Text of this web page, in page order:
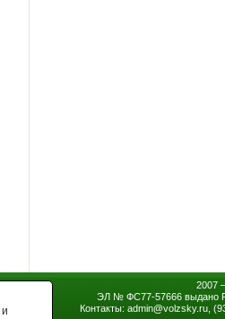
2007
ЭЛ № ФС77-57666 выдано
Контакты: admin@volzsky.ru,
и